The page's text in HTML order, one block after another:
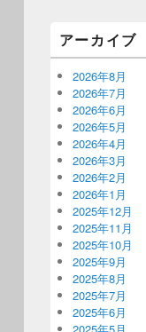
アーカイブ
2026年8月
2026年7月
2026年6月
2026年5月
2026年4月
2026年3月
2026年2月
2026年1月
2025年12月
2025年11月
2025年10月
2025年9月
2025年8月
2025年7月
2025年6月